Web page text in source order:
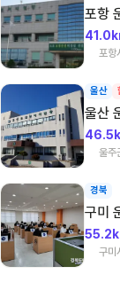
포항
포항
울산
울산
울주
경북
구미
구미